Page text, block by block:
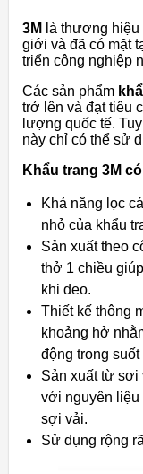
3M là thương hiệu
giới và đã có mặt
triển công nghiệp
Các sản phẩm
trở lên và đạt tiêu
lượng quốc tế.
này chỉ có thể sử
Khẩu trang 3M
Khả năng lọc
nhỏ của khẩu
Sản xuất theo
thở 1 chiều
khi đeo.
Thiết kế thông
khoảng hở
động trong
Sản xuất từ sợi
với nguyên liệu
sợi vải.
Sử dụng rộng